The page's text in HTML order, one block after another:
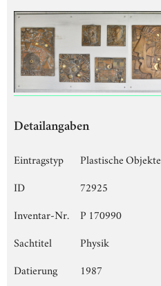
Detailangaben
Eintragstyp
Plastische Objekte
ID
72925
Inventar-Nr.
P 170990
Sachtitel
Physik
Datierung
1987